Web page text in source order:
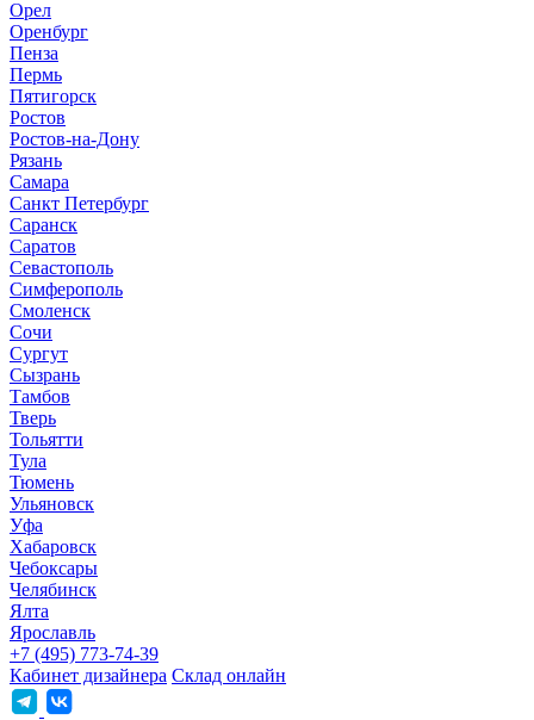
Орел
Оренбург
Пенза
Пермь
Пятигорск
Ростов
Ростов-на-Дону
Рязань
Самара
Санкт Петербург
Саранск
Саратов
Севастополь
Симферополь
Смоленск
Сочи
Сургут
Сызрань
Тамбов
Тверь
Тольятти
Тула
Тюмень
Ульяновск
Уфа
Хабаровск
Чебоксары
Челябинск
Ялта
Ярославль
+7 (495) 773-74-39
Кабинет дизайнера Склад онлайн